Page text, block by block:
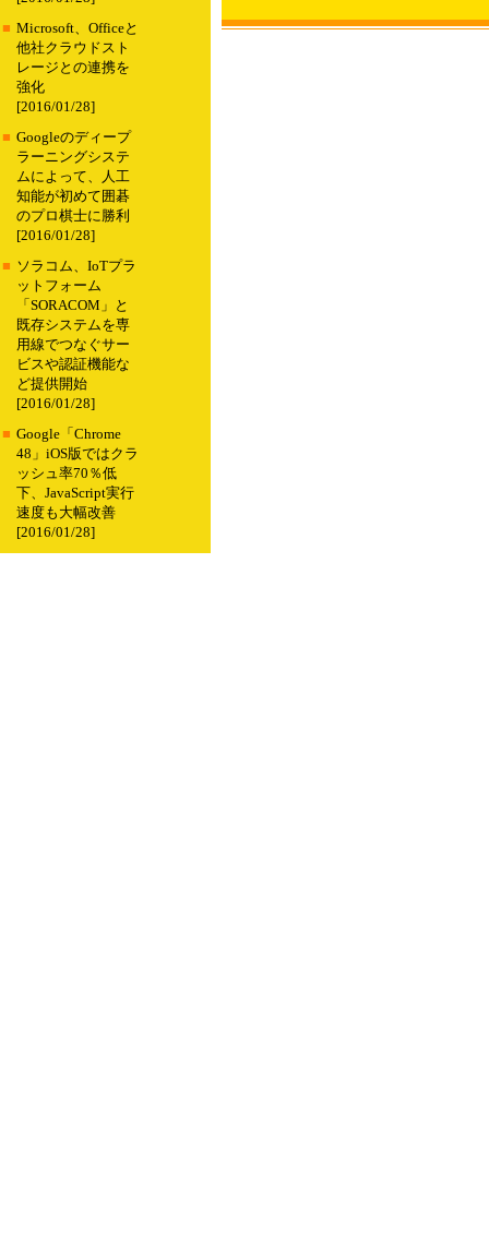
■ Microsoft、Officeと
他社クラウドスト
レージとの連携を
強化
[2016/01/28]
■ Googleのディープ
ラーニングシステ
ムによって、人工
知能が初めて囲碁
のプロ棋士に勝利
[2016/01/28]
■ ソラコム、IoTプラ
ットフォーム
「SORACOM」と
既存システムを専
用線でつなぐサー
ビスや認証機能な
ど提供開始
[2016/01/28]
■ Google「Chrome
48」iOS版ではクラ
ッシュ率70％低
下、JavaScript実行
速度も大幅改善
[2016/01/28]